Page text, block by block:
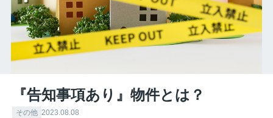
『告知事項あり』物件とは？
その他 2023.08.08